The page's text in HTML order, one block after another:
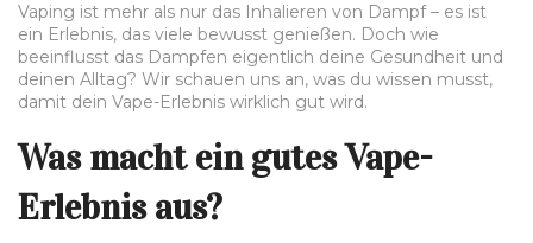
Vaping ist mehr als nur das Inhalieren von Dampf – es ist
ein Erlebnis, das viele bewusst genießen. Doch wie
beeinflusst das Dampfen eigentlich deine Gesundheit und
deinen Alltag? Wir schauen uns an, was du wissen musst,
damit dein Vape-Erlebnis wirklich gut wird.
Was macht ein gutes Vape-
Erlebnis aus?